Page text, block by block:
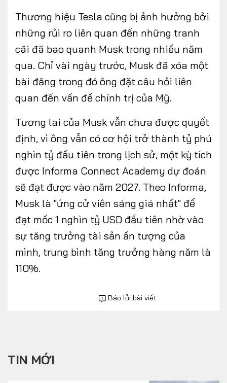
Thương hiệu Tesla cũng bị ảnh hưởng bởi
những rủi ro liên quan đến những tranh
cãi đã bao quanh Musk trong nhiều năm
qua. Chỉ vài ngày trước, Musk đã xóa một
bài đăng trong đó ông đặt câu hỏi liên
quan đến vấn đề chính trị của Mỹ.
Tương lai của Musk vẫn chưa được quyết
định, vì ông vẫn có cơ hội trở thành tỷ phú
nghìn tỷ đầu tiên trong lịch sử, một kỳ tích
được Informa Connect Academy dự đoán
sẽ đạt được vào năm 2027. Theo Informa,
Musk là "ứng cử viên sáng giá nhất" để
đạt mốc 1 nghìn tỷ USD đầu tiên nhờ vào
sự tăng trưởng tài sản ấn tượng của
mình, trung bình tăng trưởng hàng năm là
110%.
Báo lỗi bài viết
TIN MỚI